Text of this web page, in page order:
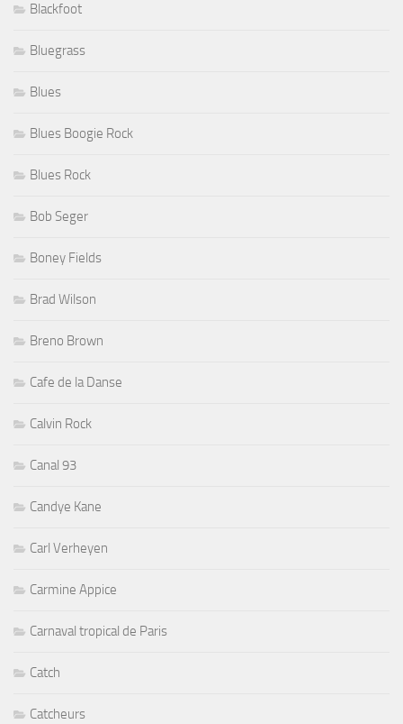
Blackfoot
Bluegrass
Blues
Blues Boogie Rock
Blues Rock
Bob Seger
Boney Fields
Brad Wilson
Breno Brown
Cafe de la Danse
Calvin Rock
Canal 93
Candye Kane
Carl Verheyen
Carmine Appice
Carnaval tropical de Paris
Catch
Catcheurs